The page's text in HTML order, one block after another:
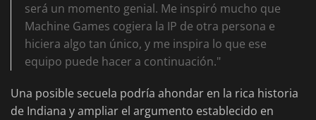
será un momento genial. Me inspiró mucho que
Machine Games cogiera la IP de otra persona e
hiciera algo tan único, y me inspira lo que ese
equipo puede hacer a continuación."
Una posible secuela podría ahondar en la rica historia
de Indiana y ampliar el argumento establecido en